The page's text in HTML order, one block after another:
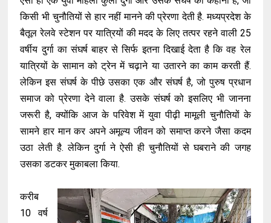
किसी भी चुनौतियों से हार नहीं मानने की प्रेरणा देती है. मध्यप्रदेश के
बैतूल रेलवे स्टेशन पर यात्रियों की मदद के लिए तत्पर रहने वाली 25
वर्षीय दुर्गा का संघर्ष बाहर से सिर्फ इतना दिखाई देता है कि वह रेल
यात्रियों के सामान को ट्रेन में चढ़ाने या उतारने का काम करती हैं.
लेकिन इस संघर्ष के पीछे उसका एक और संघर्ष है, जो पुरुष प्रधान
समाज को प्रेरणा देने वाला है. उसके संघर्ष को इसलिए भी जानना
जरूरी है, क्योंकि आज के परिवेश में युवा पीढ़ी मामूली चुनौतियों के
सामने हार मान कर अपने अमूल्य जीवन को समाप्त करने जैसा कदम
उठा लेती है. लेकिन दुर्गा ने ऐसी ही चुनौतियों से घबराने की जगह
उसका डटकर मुकाबला किया.
करीब
10 वर्ष